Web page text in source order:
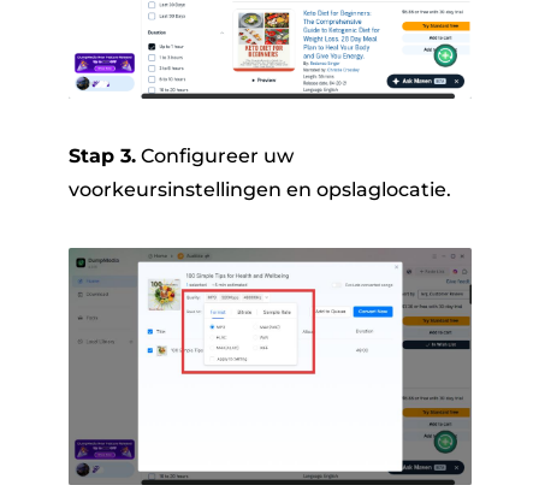
Stap 3.Configureer uw
voorkeursinstellingen en opslaglocatie.